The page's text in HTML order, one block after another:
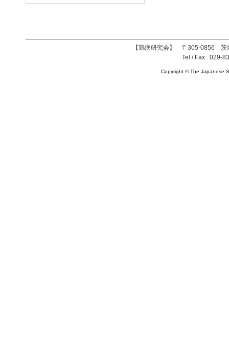
【鶏病研究会】 〒305-0856 茨
Tel / Fax : 029-
Copyright © The Japanese